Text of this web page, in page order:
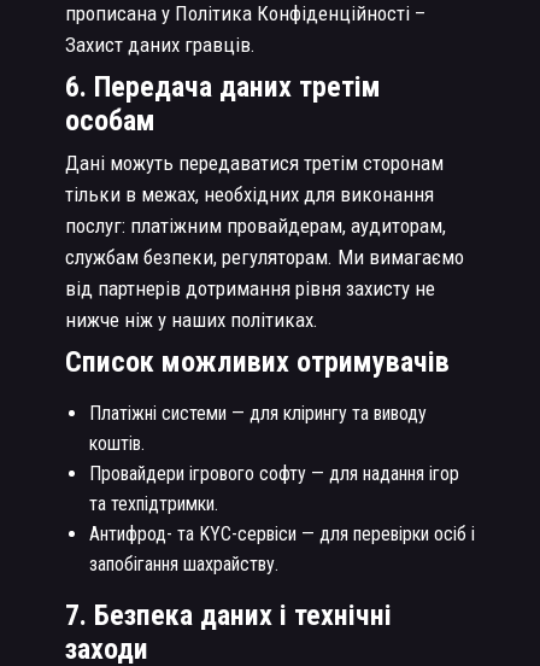
прописана у Політика Конфіденційності –
Захист даних гравців.
6. Передача даних третім
особам
Дані можуть передаватися третім сторонам
тільки в межах, необхідних для виконання
послуг: платіжним провайдерам, аудиторам,
службам безпеки, регуляторам. Ми вимагаємо
від партнерів дотримання рівня захисту не
нижче ніж у наших політиках.
Список можливих отримувачів
Платіжні системи — для клірингу та виводу
коштів.
Провайдери ігрового софту — для надання ігор
та техпідтримки.
Антифрод- та KYC-сервіси — для перевірки осіб і
запобігання шахрайству.
7. Безпека даних і технічні
заходи